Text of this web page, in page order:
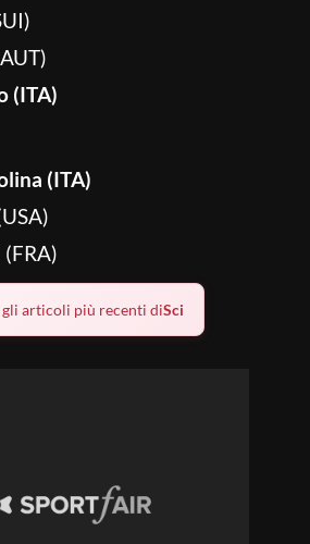
(ITA)
(ITA)
gli articoli più recenti diSci